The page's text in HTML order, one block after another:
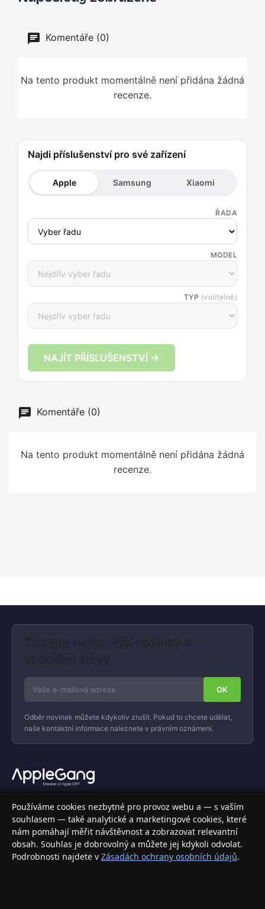
Komentáře (0)
Na tento produkt momentálně není přidána žádná
recenze.
Najdi příslušenství pro své zařízení
Apple Samsung Xiaomi
ŘADA
MODEL
TYP (volitelně)
NAJÍT PŘÍSLUŠENSTVÍ →
Komentáře (0)
Na tento produkt momentálně není přidána žádná
recenze.
Získejte nejnovější novinky a
speciální slevy
Odběr novinek můžete kdykoliv zrušit. Pokud to chcete udělat,
naše kontaktní informace naleznete v právním oznámení.
Váš specializovaný obchod s Apple produkty, příslušenstvím a
elektronikou. Nakupujte bezpečně a s jistotou.
INFORMACE
Doprava a doručení
Používáme cookies nezbytné pro provoz webu a — s vaším
souhlasem — také analytické a marketingové cookies, které
nám pomáhají měřit návštěvnost a zobrazovat relevantní
obsah. Souhlas je dobrovolný a můžete jej kdykoli odvolat.
Podrobnosti najdete v Zásadách ochrany osobních údajů.